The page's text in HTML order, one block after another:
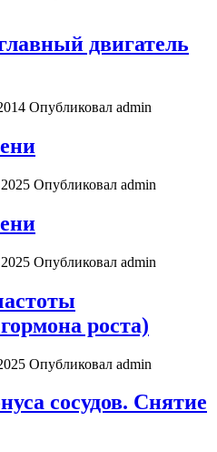
двигатель
Опубликовал admin
Опубликовал admin
Опубликовал admin
роста)
Опубликовал admin
сосудов. Снятие